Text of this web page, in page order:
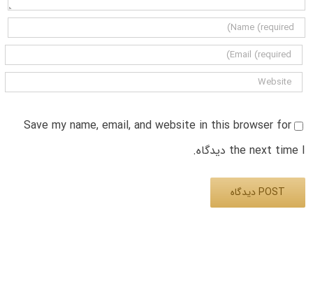
Save my name, email, and website in this browser for
the next time I دیدگاه.